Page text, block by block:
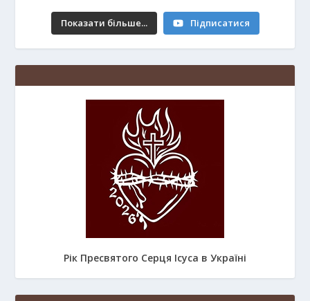
Показати більше... Підписатися
Рік Пресвятого Серця Ісуса в Україні